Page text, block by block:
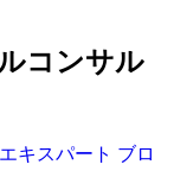
コンサル
エキスパート ブロ